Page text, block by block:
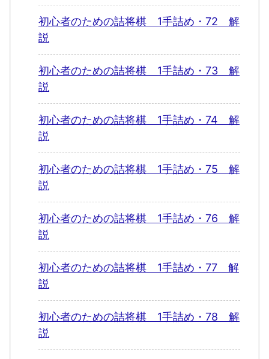
初心者のための詰将棋 1手詰め・72 解
説
初心者のための詰将棋 1手詰め・73 解
説
初心者のための詰将棋 1手詰め・74 解
説
初心者のための詰将棋 1手詰め・75 解
説
初心者のための詰将棋 1手詰め・76 解
説
初心者のための詰将棋 1手詰め・77 解
説
初心者のための詰将棋 1手詰め・78 解
説